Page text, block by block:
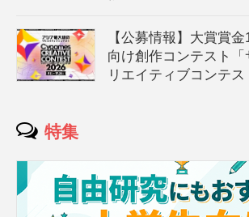
【公募情報】大賞賞
向け創作コンテスト「
リエイティブコンテ
特集